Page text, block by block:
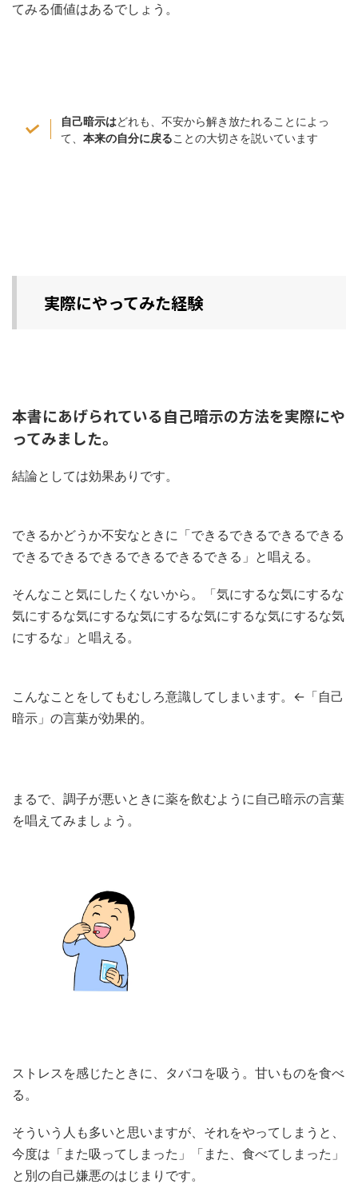
てみる価値はあるでしょう。
自己暗示はどれも、不安から解き放たれることによっ
て、本来の自分に戻ることの大切さを説いています
実際にやってみた経験
本書にあげられている自己暗示の方法を実際にや
ってみました。
結論としては効果ありです。
できるかどうか不安なときに「できるできるできるできる
できるできるできるできるできるできる」と唱える。
そんなこと気にしたくないから。「気にするな気にするな
気にするな気にするな気にするな気にするな気にするな気
にするな」と唱える。
こんなことをしてもむしろ意識してしまいます。←「自己
暗示」の言葉が効果的。
まるで、調子が悪いときに薬を飲むように自己暗示の言葉
を唱えてみましょう。
ストレスを感じたときに、タバコを吸う。甘いものを食べ
る。
そういう人も多いと思いますが、それをやってしまうと、
今度は「また吸ってしまった」「また、食べてしまった」
と別の自己嫌悪のはじまりです。